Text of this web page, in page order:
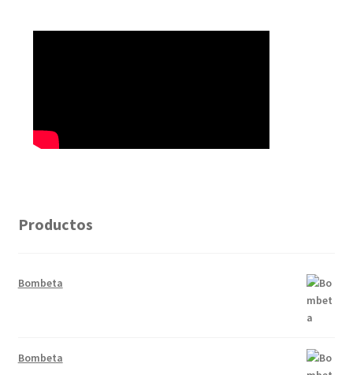
Productos
Bombeta
Bombeta